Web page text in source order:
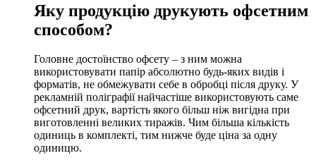
Яку продукцію друкують офсетним
способом?
Головне достоїнство офсету – з ним можна
використовувати папір абсолютно будь-яких видів і
форматів, не обмежувати себе в обробці після друку. У
рекламній поліграфії найчастіше використовують саме
офсетний друк, вартість якого більш ніж вигідна при
виготовленні великих тиражів. Чим більша кількість
одиниць в комплекті, тим нижче буде ціна за одну
одиницю.